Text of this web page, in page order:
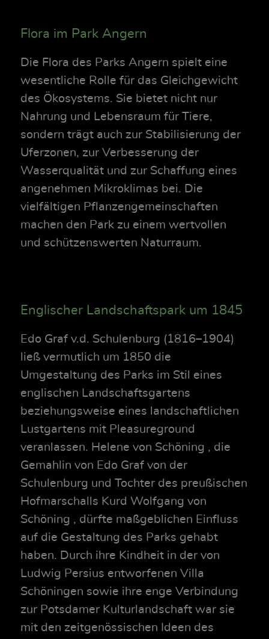
Flora im Park Angern
Die Flora des Parks Angern spielt eine
wesentliche Rolle für das Gleichgewicht
des Ökosystems. Sie bietet nicht nur
Nahrung und Lebensraum für Tiere,
sondern trägt auch zur Stabilisierung der
Uferzonen, zur Verbesserung der
Wasserqualität und zur Schaffung eines
angenehmen Mikroklimas bei. Die
vielfältigen Pflanzengemeinschaften
machen den Park zu einem wertvollen
und schützenswerten Naturraum.
Englischer Landschaftspark um 1845
Edo Graf v.d. Schulenburg (1816–1904)
ließ vermutlich um 1850 die
Umgestaltung des Parks im Stil eines
englischen Landschaftsgartens
beziehungsweise eines landschaftlichen
Lustgartens mit Pleasureground
veranlassen. Helene von Schöning , die
Gemahlin von Edo Graf von der
Schulenburg und Tochter des preußischen
Hofmarschalls Kurd Wolfgang von
Schöning , dürfte maßgeblichen Einfluss
auf die Gestaltung des Parks gehabt
haben. Durch ihre Kindheit in der von
Ludwig Persius entworfenen Villa
Schöningen sowie ihre enge Verbindung
zur Potsdamer Kulturlandschaft war sie
mit den zeitgenössischen Ideen des